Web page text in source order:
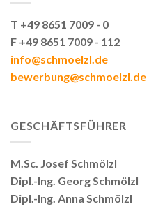
T +49 8651 7009 - 0
F +49 8651 7009 - 112
info@schmoelzl.de
bewerbung@schmoelzl.de
GESCHÄFTSFÜHRER
M.Sc. Josef Schmölzl
Dipl.-Ing. Georg Schmölzl
Dipl.-Ing. Anna Schmölzl